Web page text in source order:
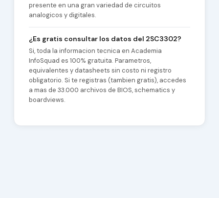
presente en una gran variedad de circuitos
analogicos y digitales.
¿Es gratis consultar los datos del 2SC3302?
Si, toda la informacion tecnica en Academia
InfoSquad es 100% gratuita. Parametros,
equivalentes y datasheets sin costo ni registro
obligatorio. Si te registras (tambien gratis), accedes
a mas de 33.000 archivos de BIOS, schematics y
boardviews.